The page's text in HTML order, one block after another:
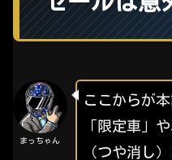
まっちゃん
ここからが
「限定車」
（つや消し